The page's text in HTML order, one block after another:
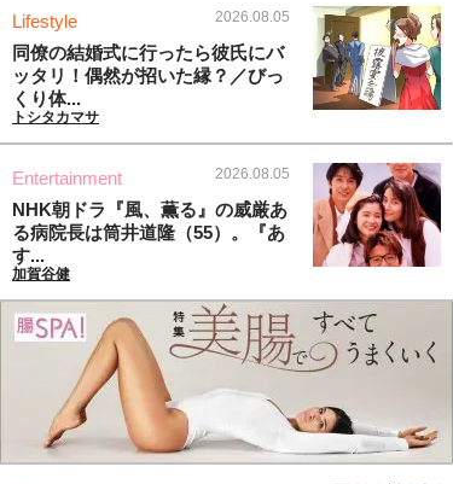
Lifestyle 2026.08.05
同僚の結婚式に行ったら彼氏にバ
ッタリ！偶然が招いた縁？／びっ
くり体...
トシタカマサ
Entertainment 2026.08.05
NHK朝ドラ『風、薫る』の威厳あ
る病院長は筒井道隆（55）。『あ
す...
加賀谷健